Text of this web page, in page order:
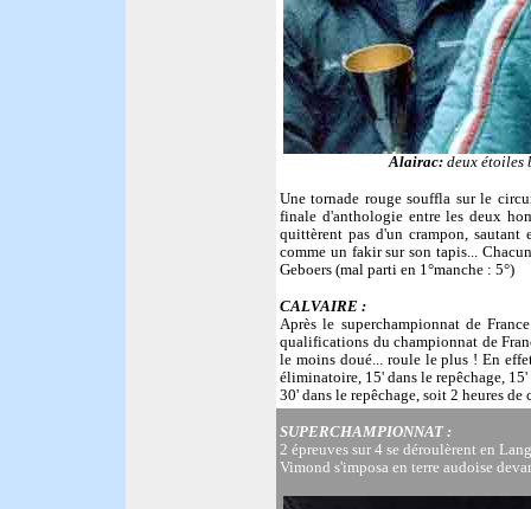
Alairac: deux étoiles
Une tornade rouge souffla sur le
finale d'anthologie entre les deux
quittèrent pas d'un crampon, sautant
comme un fakir sur son tapis...
Geboers (mal parti en 1°manche : 5°)
CALVAIRE :
Après le superchampionnat de
qualifications du championnat de
le moins doué... roule le plus ! En
éliminatoire, 15' dans le repêchage,
30' dans le repêchage, soit 2 heures de
SUPERCHAMPIONNAT :
2 épreuves sur 4 se déroulèrent en
Vimond s'imposa en terre audoise